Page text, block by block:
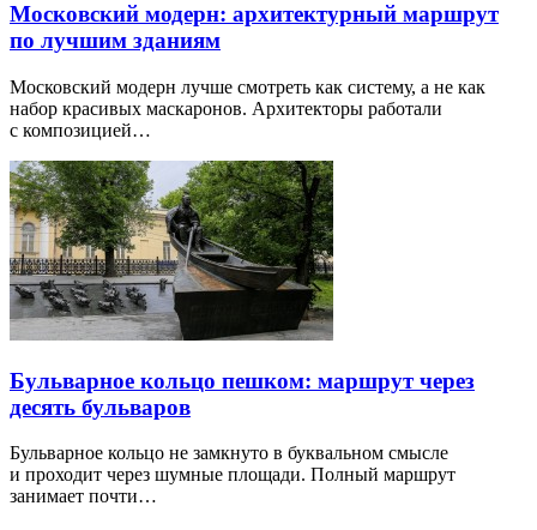
Московский модерн: архитектурный маршрут
по лучшим зданиям
Московский модерн лучше смотреть как систему, а не как
набор красивых маскаронов. Архитекторы работали
с композицией…
Бульварное кольцо пешком: маршрут через
десять бульваров
Бульварное кольцо не замкнуто в буквальном смысле
и проходит через шумные площади. Полный маршрут
занимает почти…